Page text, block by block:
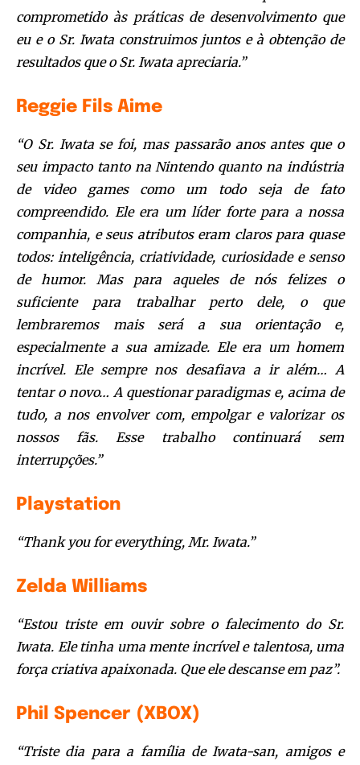
comprometido às práticas de desenvolvimento que
eu e o Sr. Iwata construimos juntos e à obtenção de
resultados que o Sr. Iwata apreciaria.”
Reggie Fils Aime
“O Sr. Iwata se foi, mas passarão anos antes que o
seu impacto tanto na Nintendo quanto na indústria
de video games como um todo seja de fato
compreendido. Ele era um líder forte para a nossa
companhia, e seus atributos eram claros para quase
todos: inteligência, criatividade, curiosidade e senso
de humor. Mas para aqueles de nós felizes o
suficiente para trabalhar perto dele, o que
lembraremos mais será a sua orientação e,
especialmente a sua amizade. Ele era um homem
incrível. Ele sempre nos desafiava a ir além… A
tentar o novo… A questionar paradigmas e, acima de
tudo, a nos envolver com, empolgar e valorizar os
nossos fãs. Esse trabalho continuará sem
interrupções.”
Playstation
“Thank you for everything, Mr. Iwata.”
Zelda Williams
“Estou triste em ouvir sobre o falecimento do Sr.
Iwata. Ele tinha uma mente incrível e talentosa, uma
força criativa apaixonada. Que ele descanse em paz”.
Phil Spencer (XBOX)
“Triste dia para a família de Iwata-san, amigos e